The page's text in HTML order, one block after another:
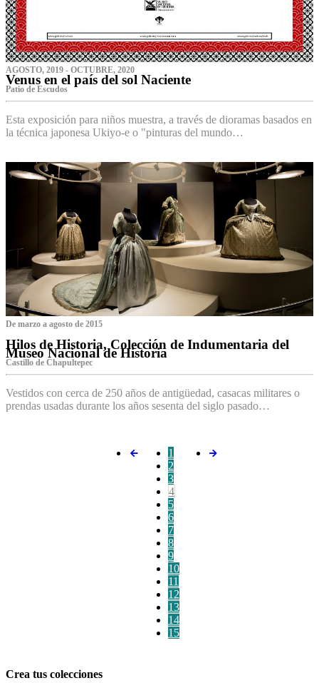
AGOSTO, 2019 - OCTUBRE, 2020
Venus en el país del sol Naciente
P‌atio de Escudos
Esta exposición para niños muestra, a través de dioramas basados en
la técnica japonesa Ukiyo-e o "pinturas del mundo…
De marzo a agosto de 2015
Hilos de Historia, Colección de Indumentaria del
Museo Nacional de Historia
Castillo de Chapultepec
Vestidos con cerca de 250 años de antigüedad, casacas militares o
prendas usadas durante los años sesenta del siglo pasado…
1
2
3
4
5
6
7
8
9
10
11
12
13
14
15
Crea tus colecciones